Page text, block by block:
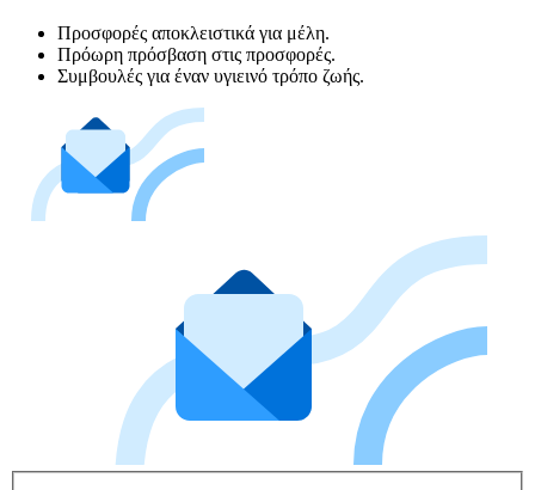
Προσφορές αποκλειστικά για μέλη.
Πρόωρη πρόσβαση στις προσφορές.
Συμβουλές για έναν υγιεινό τρόπο ζωής.